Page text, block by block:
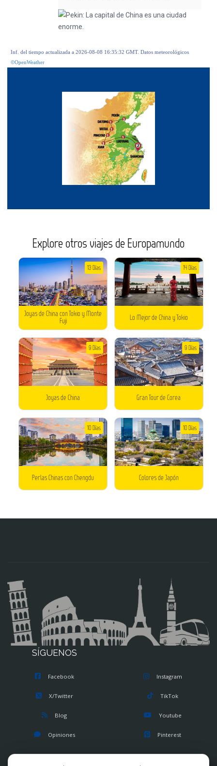
Inf. del tiempo actualizada a 2026-08-08 16:35:32 GMT. Datos meteorológicos
©OpenWeather
Explore otros viajes de Europamundo
Joyas de China con Tokio y Monte
Fuji
13 Días
Lo Mejor de China y Tokio
14 Días
Joyas de China
9 Días
Gran Tour de Corea
9 Días
Perlas Chinas con Chengdu
10 Días
Colores de Japón
10 Días
SÍGUENOS
Facebook
X/Twitter
Blog
Opiniones
Instagram
TikTok
Youtube
Pinterest